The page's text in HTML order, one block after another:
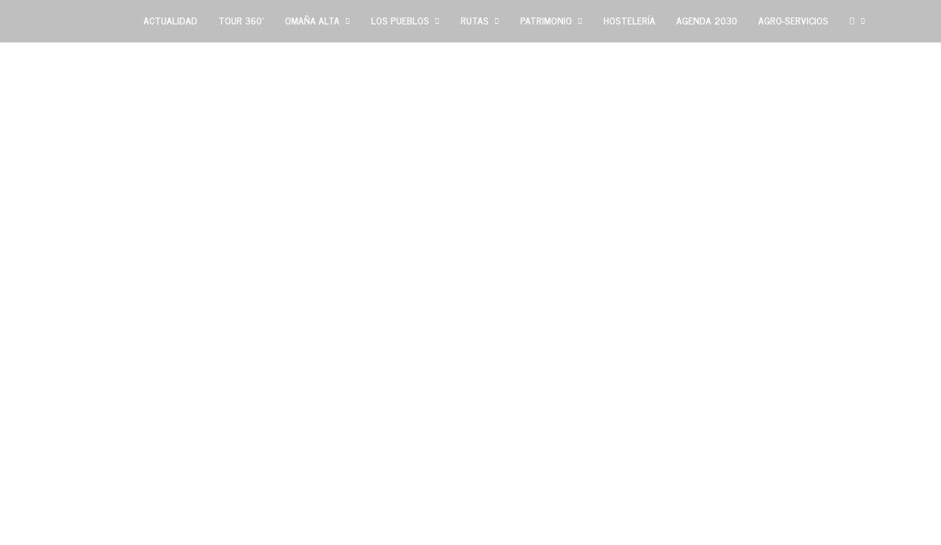
ACTUALIDAD TOUR 360º OMAÑA ALTA LOS PUEBLOS RUTAS PATRIMONIO HOSTELERÍA AGENDA 2030 AGRO-SERVICIOS